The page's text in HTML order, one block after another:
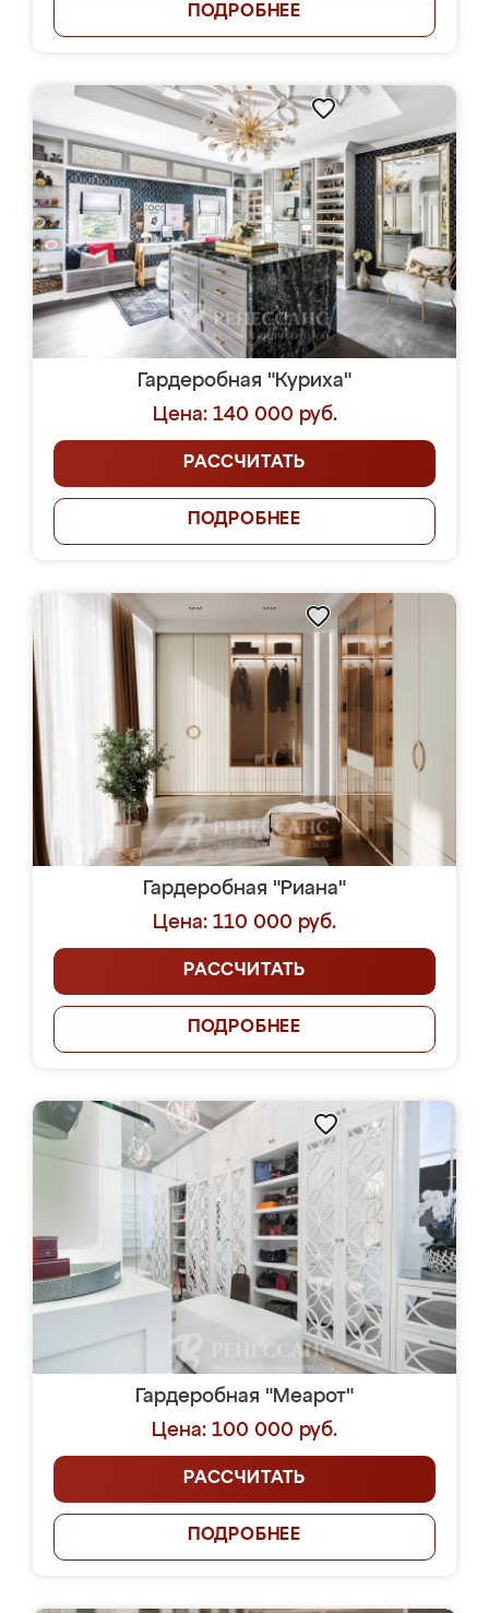
ПОДРОБНЕЕ
Гардеробная "Куриха"
Цена: 140 000 руб.
РАССЧИТАТЬ
ПОДРОБНЕЕ
Гардеробная "Риана"
Цена: 110 000 руб.
РАССЧИТАТЬ
ПОДРОБНЕЕ
Гардеробная "Меарот"
Цена: 100 000 руб.
РАССЧИТАТЬ
ПОДРОБНЕЕ